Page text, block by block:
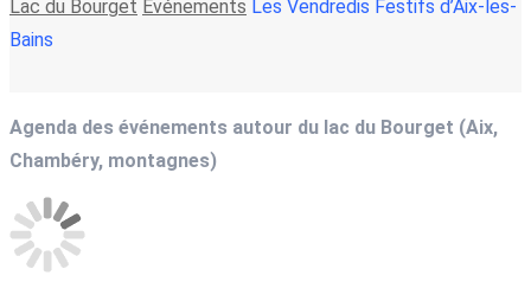
Lac du Bourget Événements Les Vendredis Festifs d’Aix-les-
Bains
Agenda des événements autour du lac du Bourget (Aix,
Chambéry, montagnes)